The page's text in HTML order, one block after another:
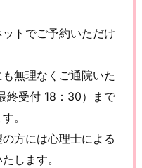
トでご予約いただけ
無理なくご通院いた
終受付 18：30）まで
。
方には心理士による
します。